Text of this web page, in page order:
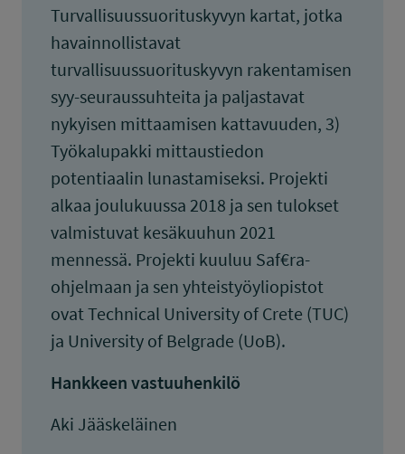
Turvallisuussuorituskyvyn kartat, jotka
havainnollistavat
turvallisuussuorituskyvyn rakentamisen
syy-seuraussuhteita ja paljastavat
nykyisen mittaamisen kattavuuden, 3)
Työkalupakki mittaustiedon
potentiaalin lunastamiseksi. Projekti
alkaa joulukuussa 2018 ja sen tulokset
valmistuvat kesäkuuhun 2021
mennessä. Projekti kuuluu Saf€ra-
ohjelmaan ja sen yhteistyöyliopistot
ovat Technical University of Crete (TUC)
ja University of Belgrade (UoB).
Hankkeen vastuuhenkilö
Aki Jääskeläinen